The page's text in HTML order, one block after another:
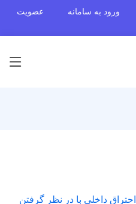
ورود به سامانه عضویت
داخلی با در نظر گرفتن